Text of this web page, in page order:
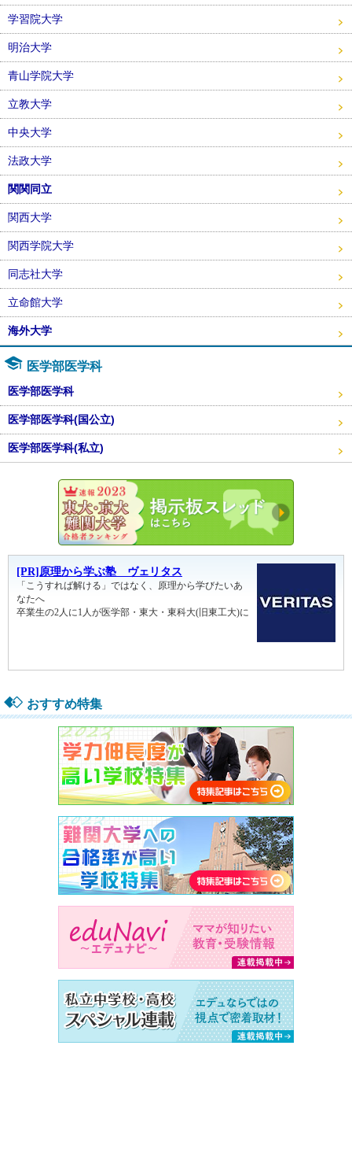
学習院大学
明治大学
青山学院大学
立教大学
中央大学
法政大学
関関同立
関西大学
関西学院大学
同志社大学
立命館大学
海外大学
医学部医学科
医学部医学科
医学部医学科(国公立)
医学部医学科(私立)
おすすめ特集